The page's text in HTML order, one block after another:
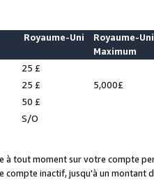
Royaume-Uni
Royaume-Uni
Maximum
25 £
25 £
5,000£
50 £
S/O
à tout moment sur votre compte
compte inactif, jusqu'à un montant